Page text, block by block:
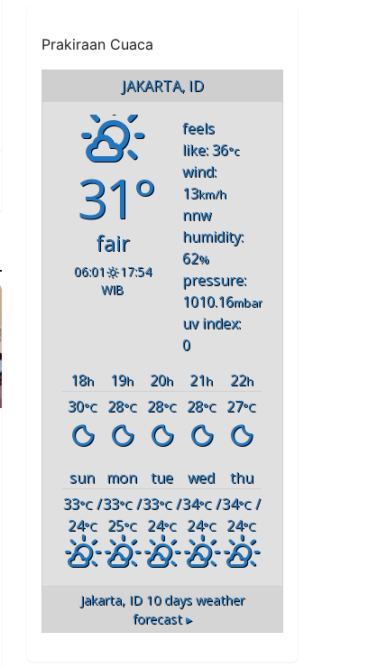
Prakiraan Cuaca
JAKARTA, ID
31°
fair
06:01
17:54
WIB
feels
like: 36°c
wind:
13km/h
nnw
humidity:
62%
pressure:
1010.16mbar
uv index:
0
18h 19h 20h 21h 22h
30°C 28°C 28°C 28°C 27°C
sun mon tue wed
thu
33°C/
24°C
33°C/
25°C
33°C/
24°C
34°C/
24°C
34°C /
24°C
Jakarta, ID 10 days weather
forecast ▸